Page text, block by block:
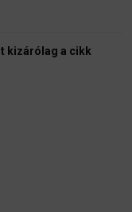
kizárólag a cikk